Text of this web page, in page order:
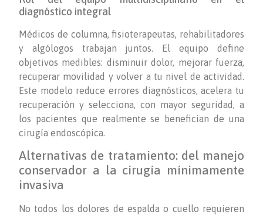
diagnóstico integral
Médicos de columna, fisioterapeutas, rehabilitadores
y algólogos trabajan juntos. El equipo define
objetivos medibles: disminuir dolor, mejorar fuerza,
recuperar movilidad y volver a tu nivel de actividad.
Este modelo reduce errores diagnósticos, acelera tu
recuperación y selecciona, con mayor seguridad, a
los pacientes que realmente se benefician de una
cirugía endoscópica.
Alternativas de tratamiento: del manejo
conservador a la cirugía mínimamente
invasiva
No todos los dolores de espalda o cuello requieren